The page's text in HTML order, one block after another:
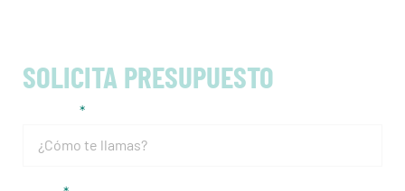
SOLICITA PRESUPUESTO